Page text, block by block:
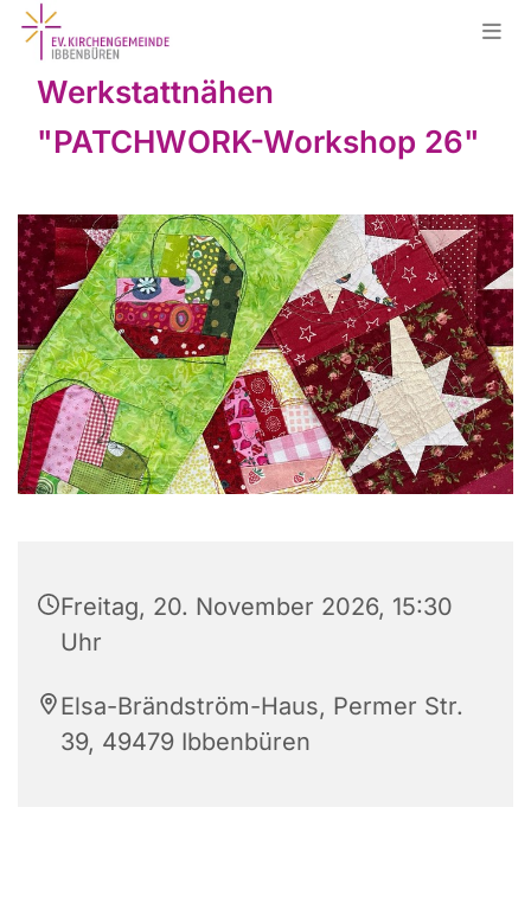
Werkstattnähen
"PATCHWORK-Workshop 26"
Freitag, 20. November 2026, 15:30
Uhr
Elsa-Brändström-Haus, Permer Str.
39, 49479 Ibbenbüren